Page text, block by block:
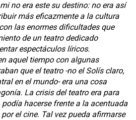
no era este su destino: no era así
más eficazmente a la cultura
las enormes dificultades que
de un teatro dedicado
espectáculos líricos.
aquel tiempo con algunas
que el teatro -no el Solís claro,
en el mundo- era una cosa
La crisis del teatro era para
hacerse frente a la acentuada
el cine. Tal vez pueda afirmarse